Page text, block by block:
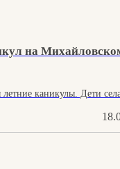
на
каникулы. Дети